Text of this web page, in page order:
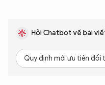
Hỏi Chatbot về bài
Quy định mới ưu tiên đối